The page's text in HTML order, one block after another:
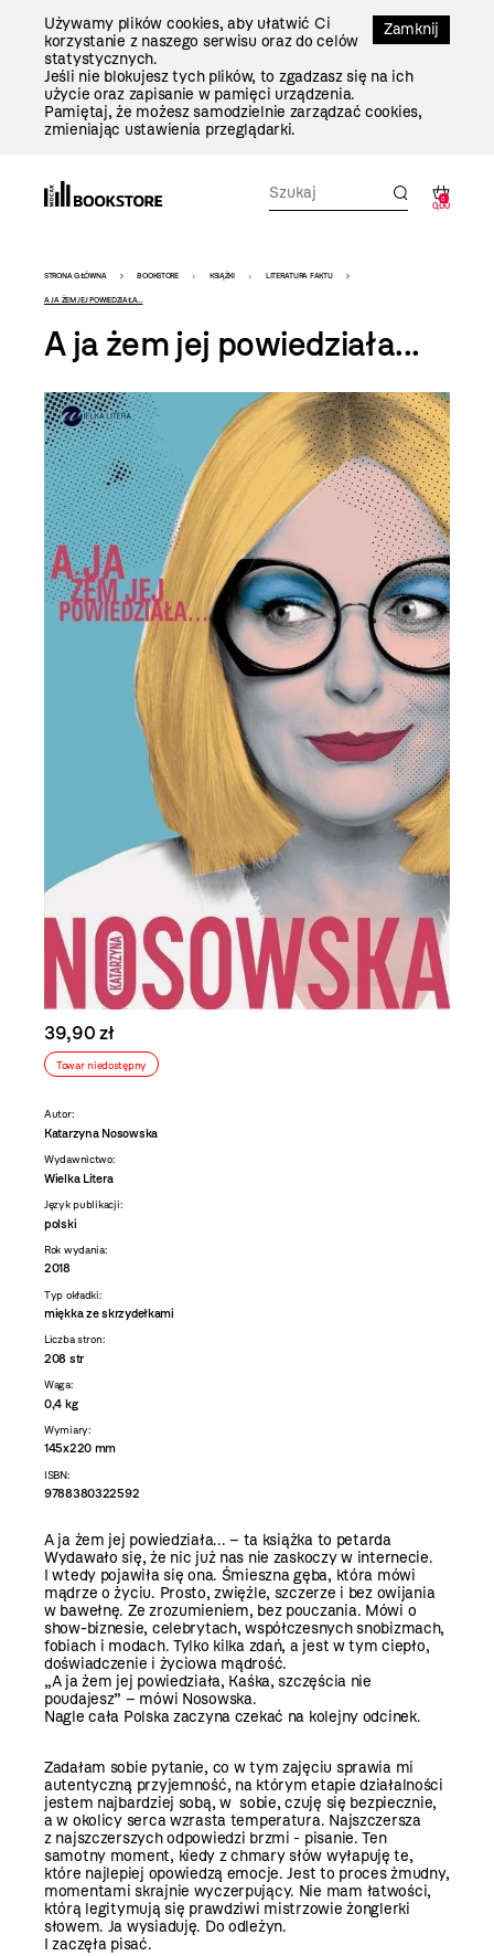
Zamknij
Używamy plików cookies, aby ułatwić Ci
korzystanie z naszego serwisu oraz do celów
statystycznych.
Jeśli nie blokujesz tych plików, to zgadzasz się na ich
użycie oraz zapisanie w pamięci urządzenia.
Pamiętaj, że możesz samodzielnie zarządzać cookies,
zmieniając ustawienia przeglądarki.
0
0,00
Bookstore
-
szablon
STRONA GŁÓWNA BOOKSTORE KSIĄŻKI LITERATURA FAKTU
A JA ŻEM JEJ POWIEDZIAŁA...
A ja żem jej powiedziała...
39,90 zł
Towar niedostępny
Autor:
Katarzyna Nosowska
Wydawnictwo:
Wielka Litera
Język publikacji:
polski
Rok wydania:
2018
Typ okładki:
miękka ze skrzydełkami
Liczba stron:
208 str
Waga:
0,4 kg
Wymiary:
145x220 mm
ISBN:
9788380322592
A ja żem jej powiedziała... – ta książka to petarda
Wydawało się, że nic już nas nie zaskoczy w internecie.
I wtedy pojawiła się ona. Śmieszna gęba, która mówi
mądrze o życiu. Prosto, zwięźle, szczerze i bez owijania
w bawełnę. Ze zrozumieniem, bez pouczania. Mówi o
show-biznesie, celebrytach, współczesnych snobizmach,
fobiach i modach. Tylko kilka zdań, a jest w tym ciepło,
doświadczenie i życiowa mądrość.
„A ja żem jej powiedziała, Kaśka, szczęścia nie
poudajesz” – mówi Nosowska.
Nagle cała Polska zaczyna czekać na kolejny odcinek.
Zadałam sobie pytanie, co w tym zajęciu sprawia mi
autentyczną przyjemność, na którym etapie działalności
jestem najbardziej sobą, w sobie, czuję się bezpiecznie,
a w okolicy serca wzrasta temperatura. Najszczersza
z najszczerszych odpowiedzi brzmi - pisanie. Ten
samotny moment, kiedy z chmary słów wyłapuję te,
które najlepiej opowiedzą emocje. Jest to proces żmudny,
momentami skrajnie wyczerpujący. Nie mam łatwości,
którą legitymują się prawdziwi mistrzowie żonglerki
słowem. Ja wysiaduję. Do odleżyn.
I zaczęła pisać.